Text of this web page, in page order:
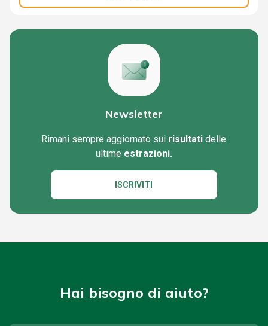
Newsletter
Rimani sempre aggiornato sui risultati delle
ultime estrazioni.
ISCRIVITI
Hai bisogno di aiuto?